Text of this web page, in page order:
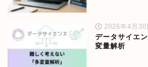
2026年4月30
データサイエ
変量解析